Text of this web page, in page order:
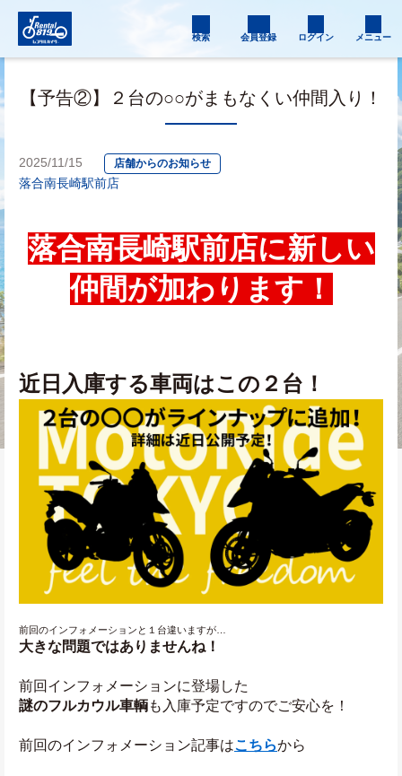
検索 会員登録 ログイン メニュー
【予告②】２台の○○がまもなくい仲間入り！
2025/11/15 店舗からのお知らせ
落合南長崎駅前店
落合南長崎駅前店に新しい
仲間が加わります！
近日入庫する車両はこの２台！
前回のインフォメーションと１台違いますが…
大きな問題ではありませんね！
前回インフォメーションに登場した
謎のフルカウル車輌も入庫予定ですのでご安心を！
前回のインフォメーション記事はこちらから